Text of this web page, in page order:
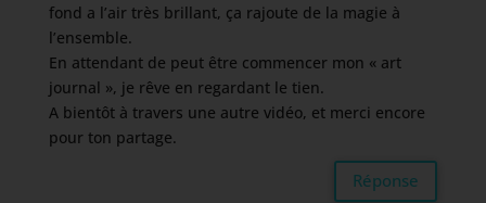
fond a l’air très brillant, ça rajoute de la magie à
l’ensemble.
En attendant de peut être commencer mon « art
journal », je rêve en regardant le tien.
A bientôt à travers une autre vidéo, et merci encore
pour ton partage.
Réponse